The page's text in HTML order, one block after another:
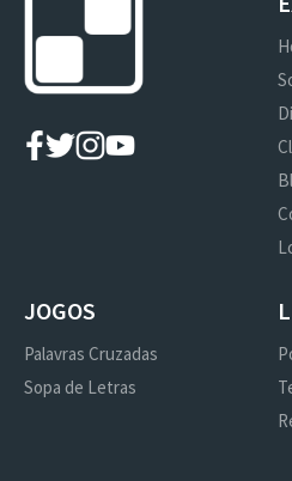
JOGOS
Palavras Cruzadas
Sopa de Letras